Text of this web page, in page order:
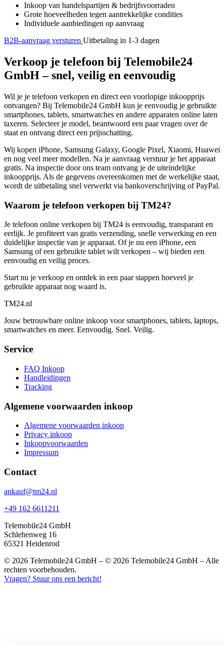
Inkoop van handelspartijen & bedrijfsvoorraden
Grote hoeveelheden tegen aantrekkelijke condities
Individuele aanbiedingen op aanvraag
B2B-aanvraag versturen Uitbetaling in 1-3 dagen
Verkoop je telefoon bij Telemobile24
GmbH – snel, veilig en eenvoudig
Wil je je telefoon verkopen en direct een voorlopige inkoopprijs
ontvangen? Bij Telemobile24 GmbH kun je eenvoudig je gebruikte
smartphones, tablets, smartwatches en andere apparaten online laten
taxeren. Selecteer je model, beantwoord een paar vragen over de
staat en ontvang direct een prijsschatting.
Wij kopen iPhone, Samsung Galaxy, Google Pixel, Xiaomi, Huawei
en nog veel meer modellen. Na je aanvraag verstuur je het apparaat
gratis. Na inspectie door ons team ontvang je de uiteindelijke
inkoopprijs. Als de gegevens overeenkomen met de werkelijke staat,
wordt de uitbetaling snel verwerkt via bankoverschrijving of PayPal.
Waarom je telefoon verkopen bij TM24?
Je telefoon online verkopen bij TM24 is eenvoudig, transparant en
eerlijk. Je profiteert van gratis verzending, snelle verwerking en een
duidelijke inspectie van je apparaat. Of je nu een iPhone, een
Samsung of een gebruikte tablet wilt verkopen – wij bieden een
eenvoudig en veilig proces.
Start nu je verkoop en ontdek in een paar stappen hoeveel je
gebruikte apparaat nog waard is.
TM24.nl
Jouw betrouwbare online inkoop voor smartphones, tablets, laptops,
smartwatches en meer. Eenvoudig. Snel. Veilig.
Service
FAQ Inkoop
Handleidingen
Tracking
Algemene voorwaarden inkoop
Algemene voorwaarden inkoop
Privacy inkoop
Inkoopvoorwaarden
Impressum
Contact
ankauf@tm24.nl
+49 162 6611211
Telemobile24 GmbH
Schlehenweg 16
65321 Heidenrod
© 2026 Telemobile24 GmbH – © 2026 Telemobile24 GmbH – Alle
rechten voorbehouden.
Vragen? Stuur ons een bericht!